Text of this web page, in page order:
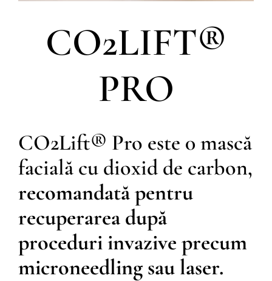
CO2LIFT®
PRO
CO2Lift® Pro este 0 mască
facială cu dioxid de carbon,
recomandată pentru
recuperarea după
proceduri invazive precum
microneedling sau laser.